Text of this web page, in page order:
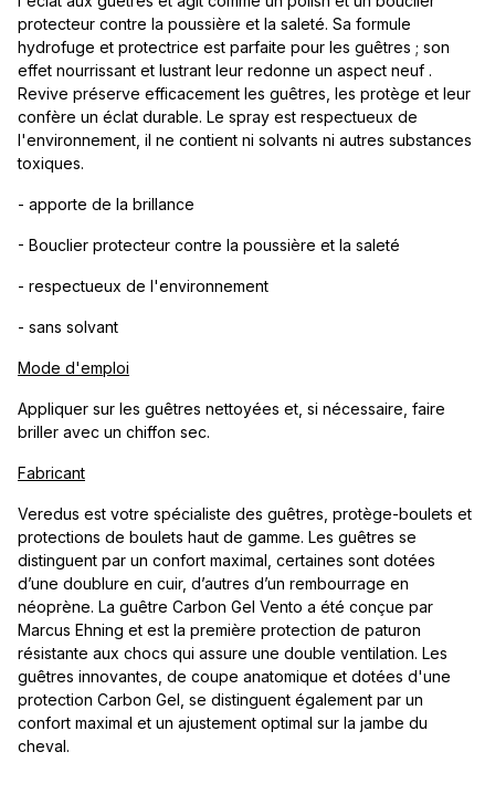
protecteur contre la poussière et la saleté. Sa formule
hydrofuge et protectrice est parfaite pour les guêtres ; son
effet nourrissant et lustrant leur redonne un aspect neuf .
Revive préserve efficacement les guêtres, les protège et leur
confère un éclat durable. Le spray est respectueux de
l'environnement, il ne contient ni solvants ni autres substances
toxiques.
- apporte de la brillance
- Bouclier protecteur contre la poussière et la saleté
- respectueux de l'environnement
- sans solvant
Mode d'emploi
Appliquer sur les guêtres nettoyées et, si nécessaire, faire
briller avec un chiffon sec.
Fabricant
Veredus est votre spécialiste des guêtres, protège-boulets et
protections de boulets haut de gamme. Les guêtres se
distinguent par un confort maximal, certaines sont dotées
d’une doublure en cuir, d’autres d’un rembourrage en
néoprène. La guêtre Carbon Gel Vento a été conçue par
Marcus Ehning et est la première protection de paturon
résistante aux chocs qui assure une double ventilation. Les
guêtres innovantes, de coupe anatomique et dotées d'une
protection Carbon Gel, se distinguent également par un
confort maximal et un ajustement optimal sur la jambe du
cheval.